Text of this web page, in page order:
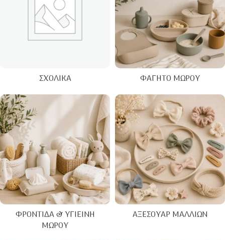
ΣΧΟΛΙΚΆ ΦΑΓΗΤΌ ΜΩΡΟΎ
ΦΡΟΝΤΊΔΑ & ΥΓΙΕΙΝΉ
ΜΩΡΟΎ
ΑΞΕΣΟΥΆΡ ΜΑΛΛΙΏΝ